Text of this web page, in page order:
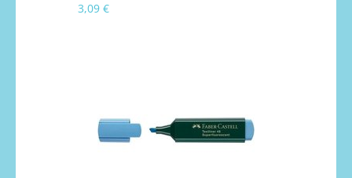
3,09 €